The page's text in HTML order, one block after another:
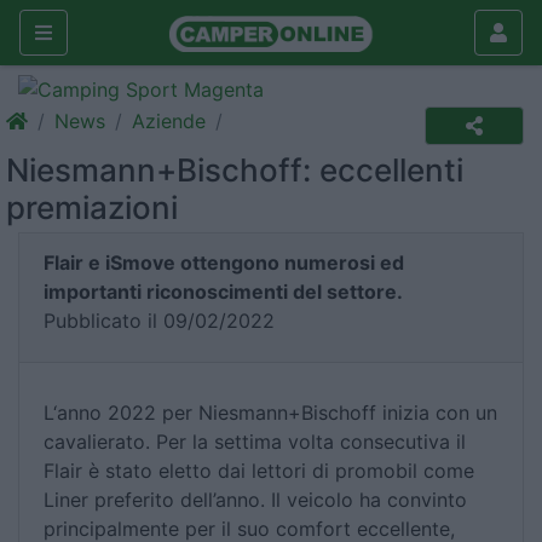
News Aziende
Niesmann+Bischoff: eccellenti
premiazioni
Flair e iSmove ottengono numerosi ed
importanti riconoscimenti del settore.
Pubblicato il 09/02/2022
L‘anno 2022 per Niesmann+Bischoff inizia con un
cavalierato. Per la settima volta consecutiva il
Flair è stato eletto dai lettori di promobil come
Liner preferito dell’anno. Il veicolo ha convinto
principalmente per il suo comfort eccellente,